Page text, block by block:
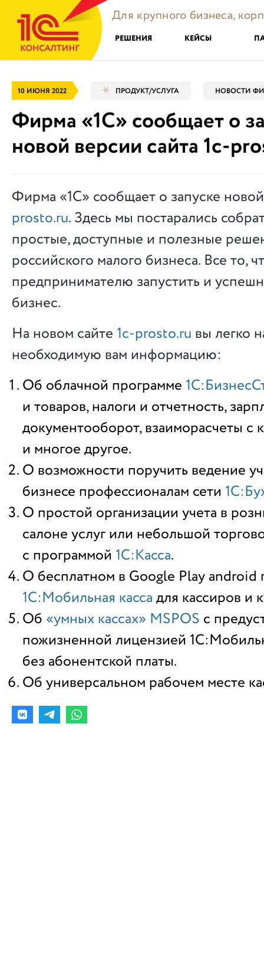
Для крупного бизнеса,
РЕШЕНИЯ КЕЙСЫ
10 ИЮНЯ 2022 ПРОДУКТ/УСЛУГА НОВОСТИ
Фирма «1С» сообщает о
новой версии сайта 1c-
Фирма «1С» сообщает о запуске
prosto.ru. Здесь мы постарались
простые, доступные и полезные
российского малого бизнеса. Все то,
предпринимателю запустить и
бизнес.
На новом сайте 1c-prosto.ru вы легко
необходимую вам информацию:
Об облачной программе
и товаров, налоги и отчетность,
документооборот, взаиморасчеты с
и многое другое.
О возможности поручить ведение
бизнесе профессионалам сети
О простой организации учета в
салоне услуг или небольшой
с программой 1С:Касса.
О бесплатном в Google Play
1С:Мобильная кассадля кассиров и
Об «умных кассах» MSPOS с
пожизненной лицензией
без абонентской платы.
Об универсальном рабочем месте